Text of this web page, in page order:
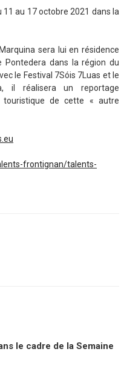
au 17 octobre 2021 dans la
sera lui en résidence
Pontedera dans la région du
le Festival 7Sóis 7Luas et le
il réalisera un reportage
touristique de cette « autre
frontignan/talents-
le cadre de la Semaine